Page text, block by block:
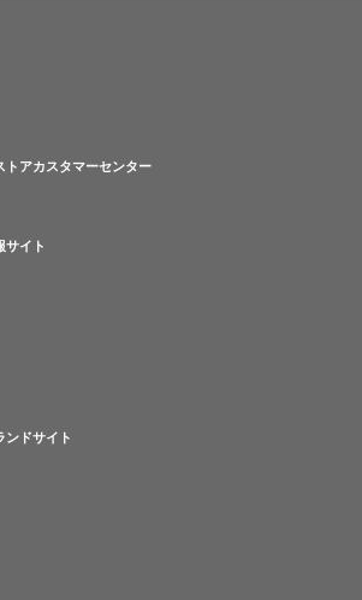
トアカスタマーセンター
サイト
ンドサイト